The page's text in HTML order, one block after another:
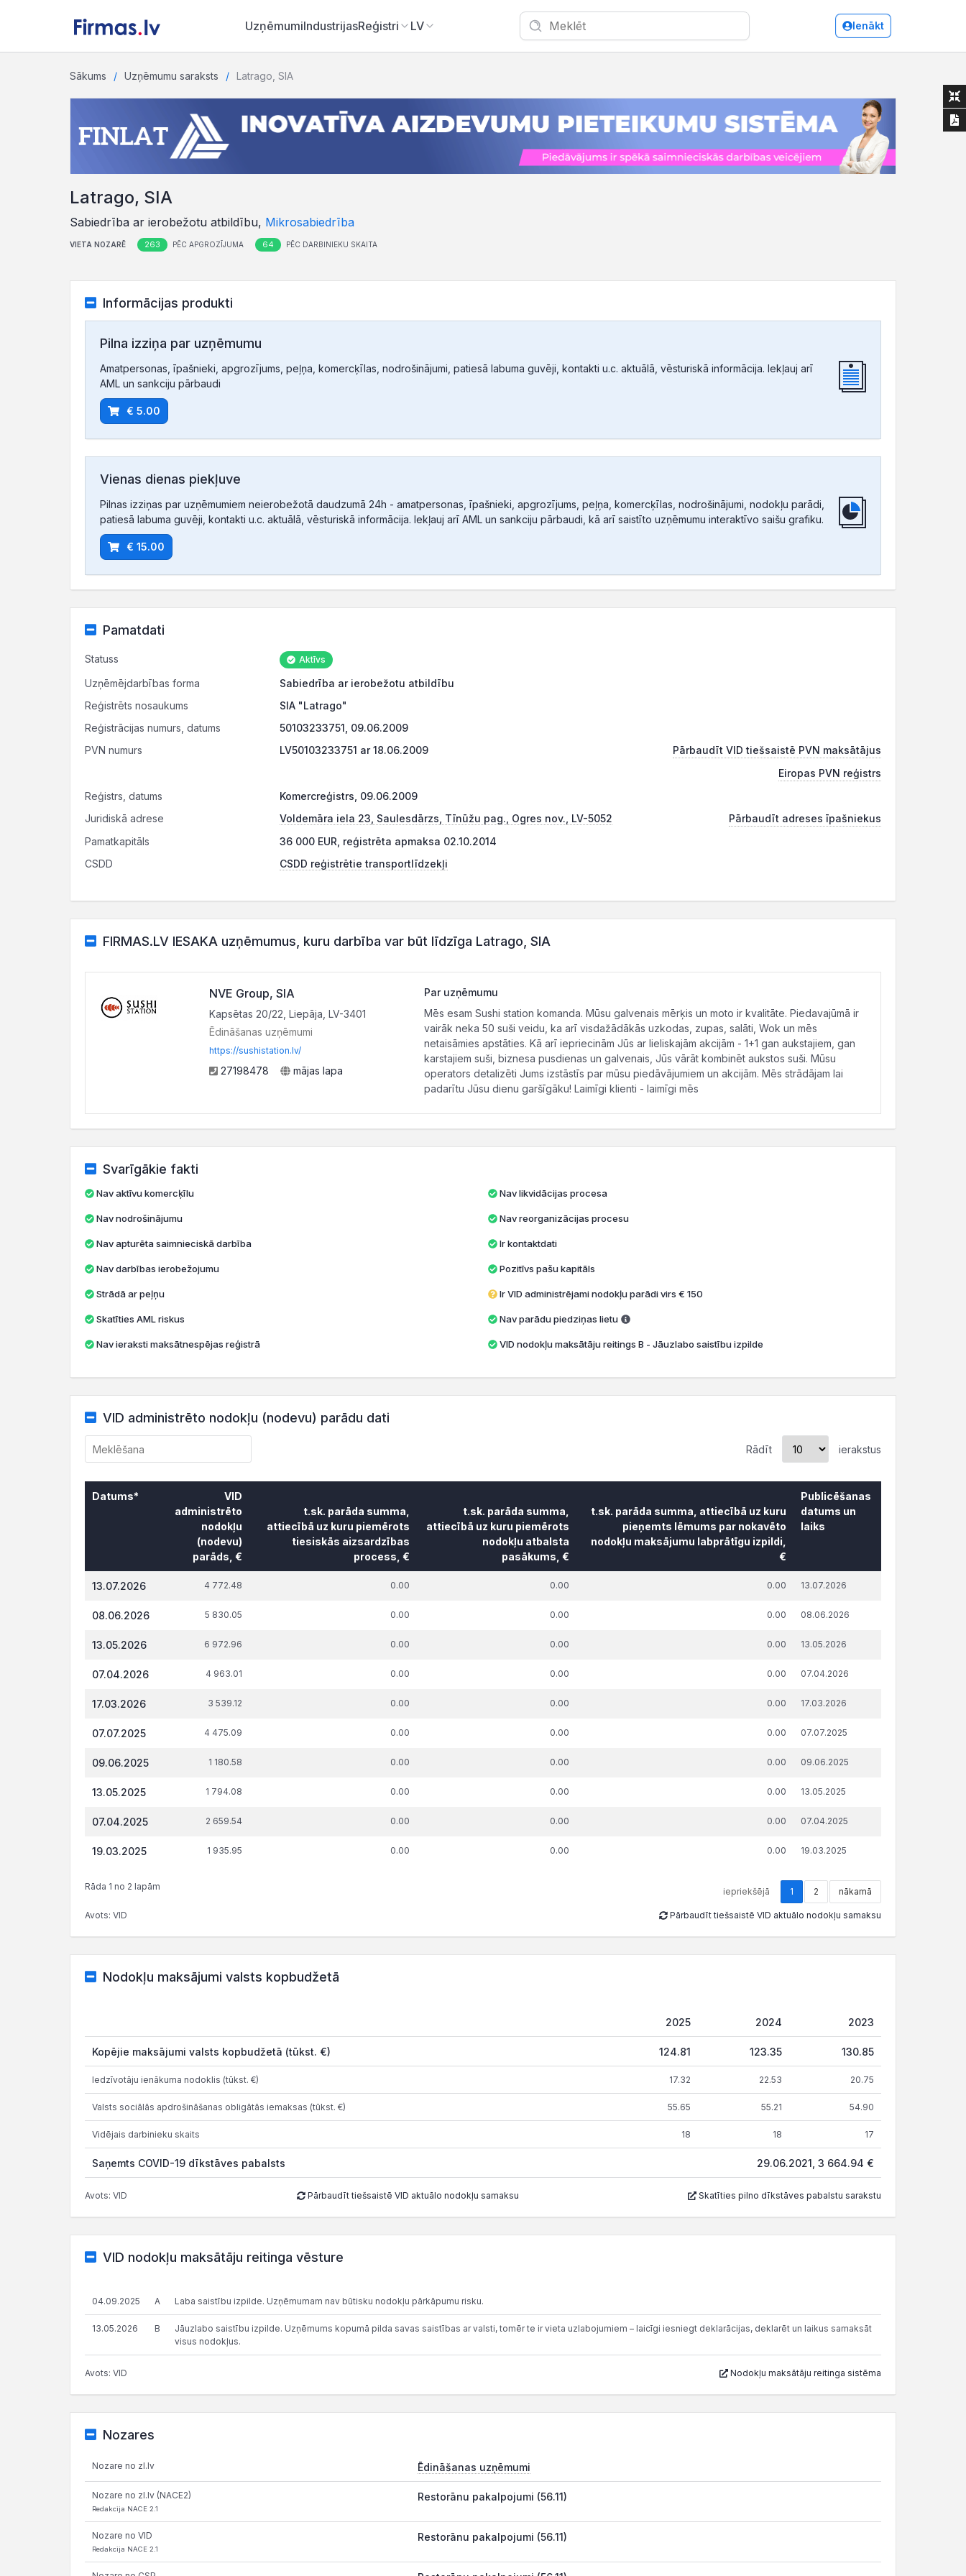
UzņēmumiIndustrijasReģistri LV Ienākt
Sākums Uzņēmumu saraksts Latrago, SIA
Latrago, SIA
Sabiedrība ar ierobežotu atbildību, Mikrosabiedrība
VIETA NOZARĒ 263 PĒC APGROZĪJUMA 64 PĒC DARBINIEKU SKAITA
Informācijas produkti
Pilna izziņa par uzņēmumu
Amatpersonas, īpašnieki, apgrozījums, peļņa, komercķīlas, nodrošinājumi, patiesā labuma guvēji, kontakti u.c. aktuālā, vēsturiskā informācija. Iekļauj arī
AML un sankciju pārbaudi
€ 5.00
Vienas dienas piekļuve
Pilnas izziņas par uzņēmumiem neierobežotā daudzumā 24h - amatpersonas, īpašnieki, apgrozījums, peļņa, komercķīlas, nodrošinājumi, nodokļu parādi,
patiesā labuma guvēji, kontakti u.c. aktuālā, vēsturiskā informācija. Iekļauj arī AML un sankciju pārbaudi, kā arī saistīto uzņēmumu interaktīvo saišu grafiku.
€ 15.00
Pamatdati
Statuss Aktīvs
Uzņēmējdarbības forma
Sabiedrība ar ierobežotu atbildību
Reģistrēts nosaukums
SIA "Latrago"
Reģistrācijas numurs, datums
50103233751, 09.06.2009
PVN numurs
LV50103233751 ar 18.06.2009
Pārbaudīt VID tiešsaistē PVN maksātājus
Eiropas PVN reģistrs
Reģistrs, datums
Komercreģistrs, 09.06.2009
Juridiskā adrese
Voldemāra iela 23, Saulesdārzs, Tīnūžu pag., Ogres nov., LV-5052
Pārbaudīt adreses īpašniekus
Pamatkapitāls
36 000 EUR, reģistrēta apmaksa 02.10.2014
CSDD
CSDD reģistrētie transportlīdzekļi
FIRMAS.LV IESAKA uzņēmumus, kuru darbība var būt līdzīga Latrago, SIA
NVE Group, SIA
Kapsētas 20/22, Liepāja, LV-3401
Ēdināšanas uzņēmumi
https://sushistation.lv/
27198478 mājas lapa
Par uzņēmumu
Mēs esam Sushi station komanda. Mūsu galvenais mērķis un moto ir kvalitāte. Piedavajūmā ir
vairāk neka 50 suši veidu, ka arī visdažādākās uzkodas, zupas, salāti, Wok un mēs
netaisāmies apstāties. Kā arī iepriecinām Jūs ar lieliskajām akcijām - 1+1 gan aukstajiem, gan
karstajiem suši, biznesa pusdienas un galvenais, Jūs vārāt kombinēt aukstos suši. Mūsu
operators detalizēti Jums izstāstīs par mūsu piedāvājumiem un akcijām. Mēs strādājam lai
padarītu Jūsu dienu garšīgāku! Laimīgi klienti - laimīgi mēs
Svarīgākie fakti
Nav aktīvu komercķīlu
Nav nodrošinājumu
Nav apturēta saimnieciskā darbība
Nav darbības ierobežojumu
Strādā ar peļņu
Skatīties AML riskus
Nav ieraksti maksātnespējas reģistrā
Nav likvidācijas procesa
Nav reorganizācijas procesu
Ir kontaktdati
Pozitīvs pašu kapitāls
Ir VID administrējami nodokļu parādi virs € 150
Nav parādu piedziņas lietu
VID nodokļu maksātāju reitings B - Jāuzlabo saistību izpilde
VID administrēto nodokļu (nodevu) parādu dati
Rādīt ierakstus
Datums*
VID
administrēto
nodokļu
(nodevu)
parāds, €
t.sk. parāda summa,
attiecībā uz kuru piemērots
tiesiskās aizsardzības
process, €
t.sk. parāda summa,
attiecībā uz kuru piemērots
nodokļu atbalsta
pasākums, €
t.sk. parāda summa, attiecībā uz kuru
pieņemts lēmums par nokavēto
nodokļu maksājumu labprātīgu izpildi,
€
Publicēšanas
datums un
laiks
nodokļu
parāds, €
tiesiskās aizsardzības
nodokļu atbalsta
nodokļu maksājumu labprātīgu izpildi,
laiks
13.07.2026 4 772.48 0.00 0.00 0.00 13.07.2026
08.06.2026 5 830.05 0.00 0.00 0.00 08.06.2026
13.05.2026 6 972.96 0.00 0.00 0.00 13.05.2026
07.04.2026 4 963.01 0.00 0.00 0.00 07.04.2026
17.03.2026 3 539.12 0.00 0.00 0.00 17.03.2026
07.07.2025 4 475.09 0.00 0.00 0.00 07.07.2025
09.06.2025 1 180.58 0.00 0.00 0.00 09.06.2025
13.05.2025 1 794.08 0.00 0.00 0.00 13.05.2025
07.04.2025 2 659.54 0.00 0.00 0.00 07.04.2025
19.03.2025 1 935.95 0.00 0.00 0.00 19.03.2025
Rāda 1 no 2 lapām iepriekšējā 1 2 nākamā
Avots: VID Pārbaudīt tiešsaistē VID aktuālo nodokļu samaksu
Nodokļu maksājumi valsts kopbudžetā
2025 2024 2023
Kopējie maksājumi valsts kopbudžetā (tūkst. €) 124.81 123.35 130.85
Iedzīvotāju ienākuma nodoklis (tūkst. €) 17.32 22.53 20.75
Valsts sociālās apdrošināšanas obligātās iemaksas (tūkst. €) 55.65 55.21 54.90
Vidējais darbinieku skaits 18 18 17
Saņemts COVID-19 dīkstāves pabalsts 29.06.2021, 3 664.94 €
Avots: VID Pārbaudīt tiešsaistē VID aktuālo nodokļu samaksu Skatīties pilno dīkstāves pabalstu sarakstu
VID nodokļu maksātāju reitinga vēsture
04.09.2025 A Laba saistību izpilde. Uzņēmumam nav būtisku nodokļu pārkāpumu risku.
13.05.2026 B
Jāuzlabo saistību izpilde. Uzņēmums kopumā pilda savas saistības ar valsti, tomēr te ir vieta uzlabojumiem – laicīgi iesniegt deklarācijas, deklarēt un laikus samaksāt
visus nodokļus.
Avots: VID Nodokļu maksātāju reitinga sistēma
Nozares
Nozare no zl.lv Ēdināšanas uzņēmumi
Nozare no zl.lv (NACE2)
Redakcija NACE 2.1
Restorānu pakalpojumi (56.11)
Nozare no VID
Redakcija NACE 2.1
Restorānu pakalpojumi (56.11)